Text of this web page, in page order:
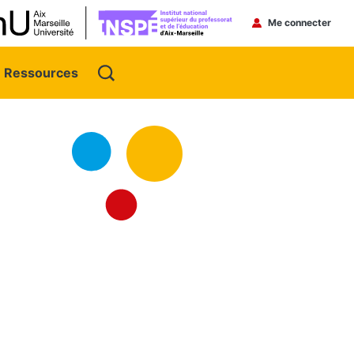
Menu
Me connecter
Ressources